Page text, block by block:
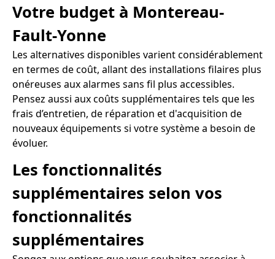
Votre budget à Montereau-
Fault-Yonne
Les alternatives disponibles varient considérablement
en termes de coût, allant des installations filaires plus
onéreuses aux alarmes sans fil plus accessibles.
Pensez aussi aux coûts supplémentaires tels que les
frais d’entretien, de réparation et d'acquisition de
nouveaux équipements si votre système a besoin de
évoluer.
Les fonctionnalités
supplémentaires selon vos
fonctionnalités
supplémentaires